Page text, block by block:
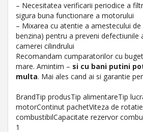
– Necesitatea verificarii periodice a
sigura buna functionare a motorului
– Mixarea cu atentie a amestecului
benzina) pentru a preveni defectiunile
camerei cilindrului
Recomandam cumparatorilor cu
mare. Amintim – si cu bani putini
multa. Mai ales cand ai si garantie
BrandTip produsTip alimentareTip
motorContinut pachetViteza de
combustibilCapacitate rezervor
1